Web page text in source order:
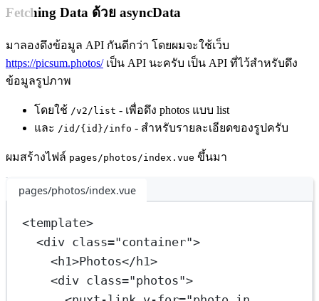
Fetching Data ด้วย asyncData
มาลองดึงข้อมูล API กันดีกว่า โดยผมจะใช้เว็บ
https://picsum.photos/เป็น API นะครับ เป็น API ที่ไว้สำหรับดึง
ข้อมูลรูปภาพ
โดยใช้ /v2/list - เพื่อดึง photos แบบ list
และ /id/{id}/info - สำหรับรายละเอียดของรูปครับ
ผมสร้างไฟล์ pages/photos/index.vue ขึ้นมา
pages/photos/index.vue
<template>
<div class="container">
<h1>Photos</ h1>
<div class="photos">